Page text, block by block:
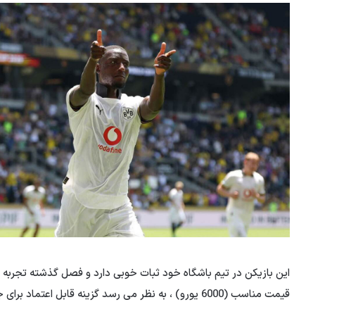
این بازیکن در تیم باشگاه خود ثبات خوبی دارد و فصل گذشته
قیمت مناسب (6000 یورو) ، به نظر می رسد گزینه قابل اعتماد برای جانشینی ایوب المالال است.